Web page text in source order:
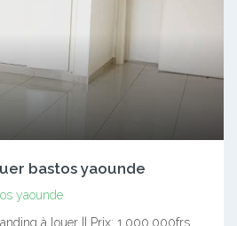
bastos yaounde
yaounde
à louer || Prix: 1.000.000frs